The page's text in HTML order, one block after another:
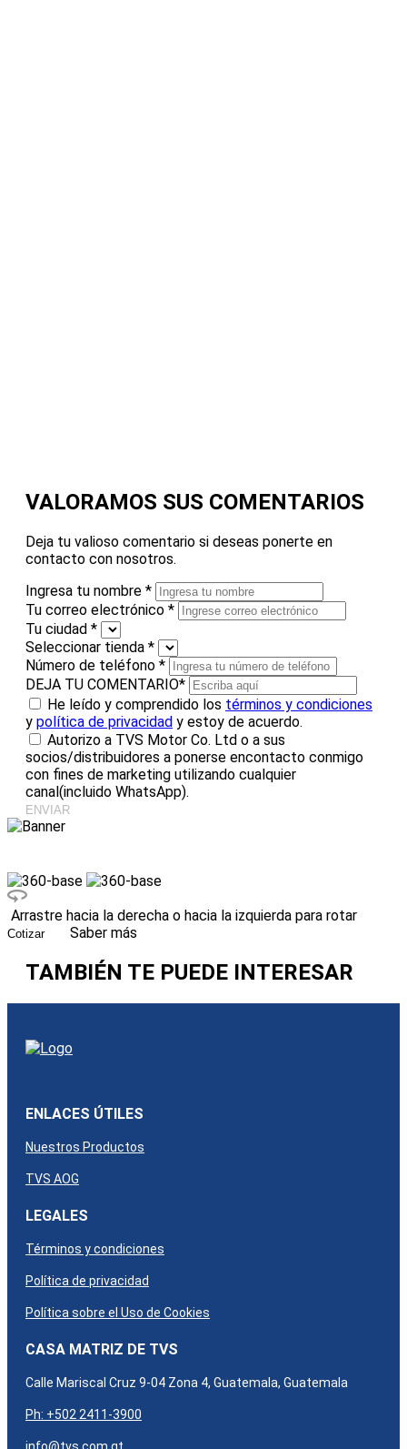
VALORAMOS SUS COMENTARIOS
Deja tu valioso comentario si deseas ponerte en
contacto con nosotros.
Ingresa tu nombre *
Tu correo electrónico *
Tu ciudad *
Seleccionar tienda *
Número de teléfono *
DEJA TU COMENTARIO*
He leído y comprendido los términos y condiciones
y política de privacidad y estoy de acuerdo.
Autorizo a TVS Motor Co. Ltd o a sus
socios/distribuidores a ponerse encontacto conmigo
con fines de marketing utilizando cualquier
canal(incluido WhatsApp).
ENVIAR
Arrastre hacia la derecha o hacia la izquierda para rotar
Cotizar Saber más
TAMBIÉN TE PUEDE INTERESAR
ENLACES ÚTILES
Nuestros Productos
TVS AOG
LEGALES
Términos y condiciones
Política de privacidad
Política sobre el Uso de Cookies
CASA MATRIZ DE TVS
Calle Mariscal Cruz 9-04 Zona 4, Guatemala, Guatemala​
Ph: +502 2411-3900